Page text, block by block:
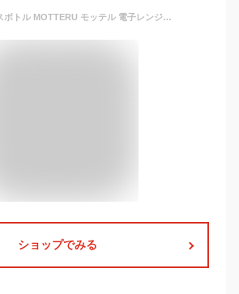
水筒 ステンレスボトル MOTTERU モッテル 電子レンジで使えるサーモボトル 360ml | スープストック スープ お味噌汁 白湯 ステンレスボトル サーモ ステンレス 魔法瓶 真空二重構造 保温 保冷 プレゼント 父の日 母の日
ショップでみる